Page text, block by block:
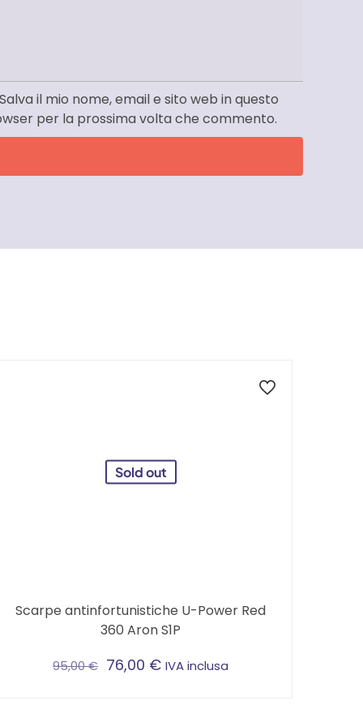
Salva il mio nome, email e sito web in questo
per la prossima volta che commento.
Sold out
Scarpe antinfortunistiche U-Power Red
360 Aron S1P
95,00€ 76,00 € IVA inclusa